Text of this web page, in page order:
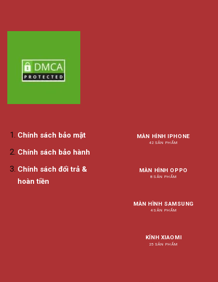
Chính sách bảo mật
Chính sách bảo hành
Chính sách đổi trả &
hoàn tiền
MÀN HÌNH IPHONE
42 SẢN PHẨM
MÀN HÌNH OPPO
8 SẢN PHẨM
MÀN HÌNH SAMSUNG
4 SẢN PHẨM
KÍNH XIAOMI
25 SẢN PHẨM